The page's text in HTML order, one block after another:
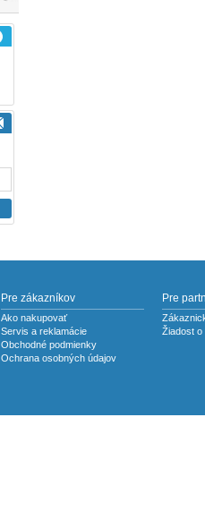
Pre zákazníkov
Ako nakupovať
Servis a reklamácie
Obchodné podmienky
Ochrana osobných údajov
Pre
Žiadost